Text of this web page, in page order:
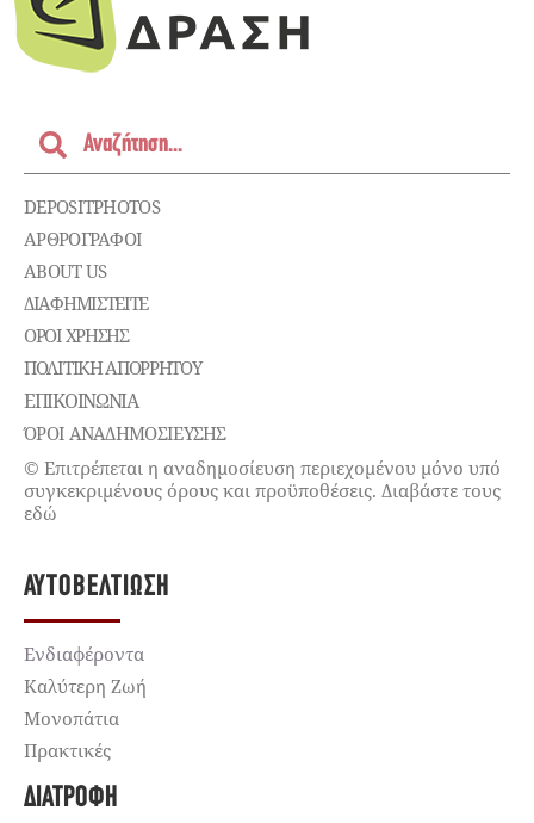
DEPOSITPHOTOS
ΑΡΘΡΟΓΡΑΦΟΙ
ABOUT US
ΔΙΑΦΗΜΙΣΤΕΊΤΕ
ΌΡΟΙ ΧΡΉΣΗΣ
ΠΟΛΙΤΙΚΉ ΑΠΟΡΡΉΤΟΥ
ΕΠΙΚΟΙΝΩΝΊΑ
ΌΡΟΙ ΑΝΑΔΗΜΟΣΙΕΥΣΗΣ
© Επιτρέπεται η αναδημοσίευση περιεχομένου μόνο υπό
συγκεκριμένους όρους και προϋποθέσεις. Διαβάστε τους
εδώ
ΑΥΤΟΒΕΛΤΊΩΣΗ
Ενδιαφέροντα
Καλύτερη Ζωή
Μονοπάτια
Πρακτικές
ΔΙΑΤΡΟΦΉ